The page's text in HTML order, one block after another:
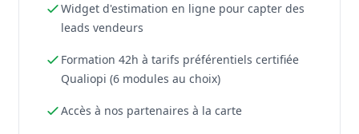
Widget d'estimation en ligne pour capter des
leads vendeurs
Formation 42h à tarifs préférentiels certifiée
Qualiopi (6 modules au choix)
Accès à nos partenaires à la carte